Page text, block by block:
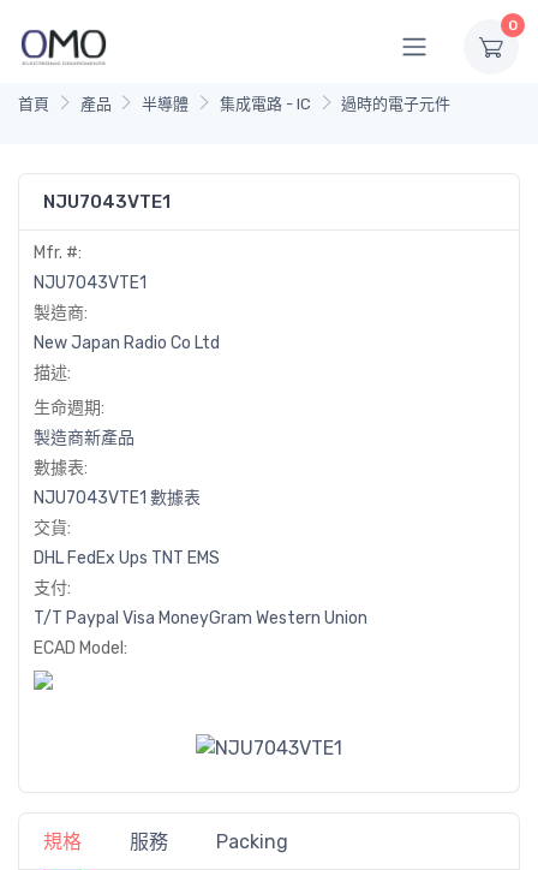
0
首頁 產品 半導體 集成電路 - IC 過時的電子元件
NJU7043VTE1
Mfr. #:
NJU7043VTE1
製造商:
New Japan Radio Co Ltd
描述:
生命週期:
製造商新產品
數據表:
NJU7043VTE1 數據表
交貨:
DHL FedEx Ups TNT EMS
支付:
T/T Paypal Visa MoneyGram Western Union
ECAD Model:
規格 服務 Packing